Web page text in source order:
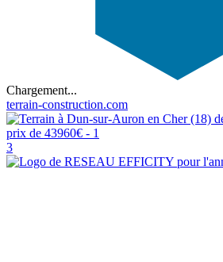
Chargement...
terrain-construction.com
3